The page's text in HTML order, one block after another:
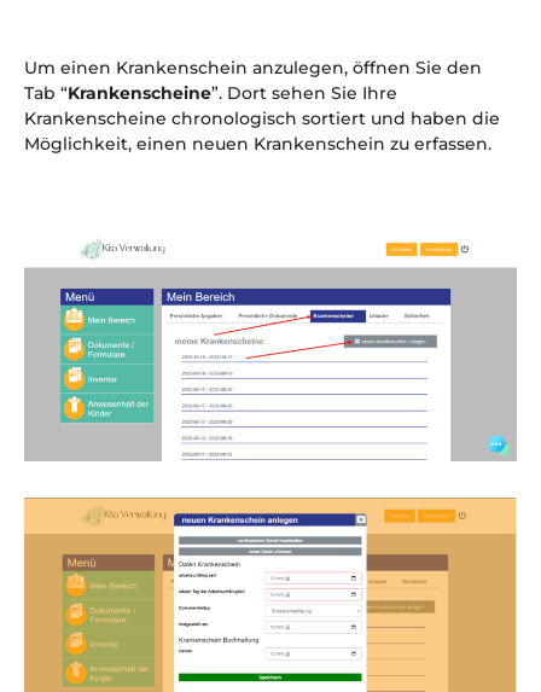
Um einen Krankenschein anzulegen, öffnen Sie den
Tab “Krankenscheine”. Dort sehen Sie Ihre
Krankenscheine chronologisch sortiert und haben die
Möglichkeit, einen neuen Krankenschein zu erfassen.